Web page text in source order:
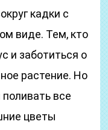
кадки с
виде. Тем, кто
и заботиться о
растение. Но
все
цветы